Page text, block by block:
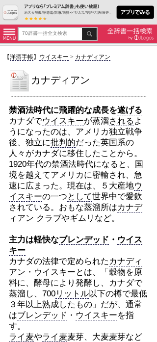
【洋酒手帳】 ウイスキー > カナディアン
カナディアン
禁酒法時代に飛躍的な成長を遂げる
カナダでウイスキーが蒸溜される よ
うになったのは、アメリカ独立戦争
後、独立に批判的だった英国系の
人々がカナダに移住したことから。
1920年代の禁酒法時代になると、国
境を越えてアメリカに密輸され、急
速に広まった。現在は、５大産地ウ
イスキーの一つ として世界中で愛飲
されている。おもな蒸溜所はカナデ
ィアン クラブやギムリなど。
主力は軽快なブレンデッド ・ ウイス
キー
カナダの法律で定められた カナディ
アン ・ ウイスキー とは、「穀物を原
料に、酵母により発酵し、カナダで
蒸溜し、700リットル以下の樽で最低
３年以上熟成したもの」だが、通常
はブレンデッド ・ ウイスキーを指
す。
ライ麦やライ麦麦芽、大麦麦芽など